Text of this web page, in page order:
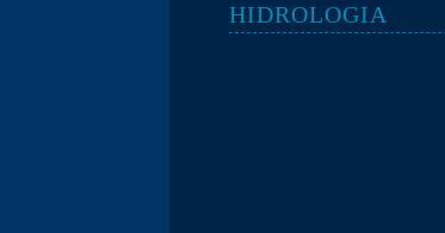
HIDROLOGIA